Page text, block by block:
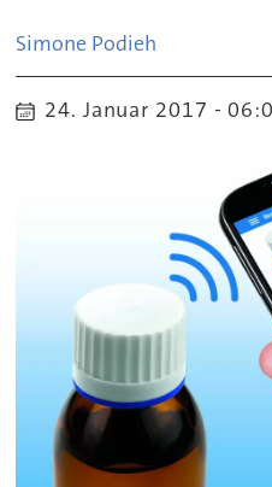
Simone Podieh
24. Januar 2017 -